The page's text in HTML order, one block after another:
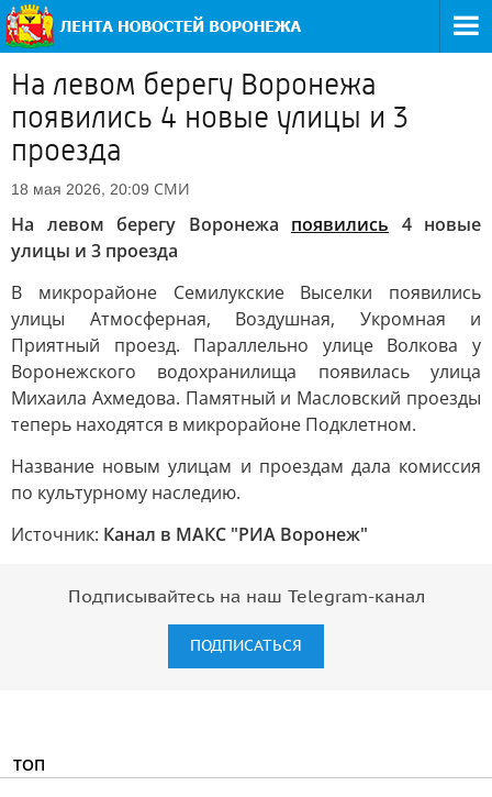
На левом берегу Воронежа
появились 4 новые улицы и 3
проезда
18 мая 2026, 20:09 СМИ
На левом берегу Воронежа появились 4 новые
улицы и 3 проезда
В микрорайоне Семилукские Выселки появились
улицы Атмосферная, Воздушная, Укромная и
Приятный проезд. Параллельно улице Волкова у
Воронежского водохранилища появилась улица
Михаила Ахмедова. Памятный и Масловский проезды
теперь находятся в микрорайоне Подклетном.
Название новым улицам и проездам дала комиссия
по культурному наследию.
Источник: Канал в МАКС "РИА Воронеж"
Подписывайтесь на наш Telegram-канал
ПОДПИСАТЬСЯ
ТОП